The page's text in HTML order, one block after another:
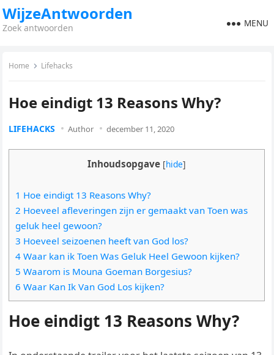
WijzeAntwoorden
Zoek antwoorden MENU
Home Lifehacks
Hoe eindigt 13 Reasons Why?
LIFEHACKS Author december 11, 2020
Inhoudsopgave [hide]
1 Hoe eindigt 13 Reasons Why?
2 Hoeveel afleveringen zijn er gemaakt van Toen was
geluk heel gewoon?
3 Hoeveel seizoenen heeft van God los?
4 Waar kan ik Toen Was Geluk Heel Gewoon kijken?
5 Waarom is Mouna Goeman Borgesius?
6 Waar Kan Ik Van God Los kijken?
Hoe eindigt 13 Reasons Why?